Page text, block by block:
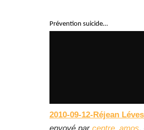
Prévention suicide…
2010-09-12-Réjean
envoyé par centre_amos.